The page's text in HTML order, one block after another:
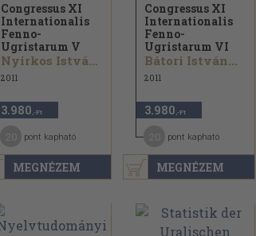
MEGNÉZEM
Congressus XI
Internationalis
Fenno-
Ugristarum V
Nyirkos István...
2011
3.980 ,-Ft
pont kapható
MEGNÉZEM
Congressus XI
Internationalis
Fenno-
Ugristarum VI
Bátori István...
2011
3.980 ,-Ft
pont kapható